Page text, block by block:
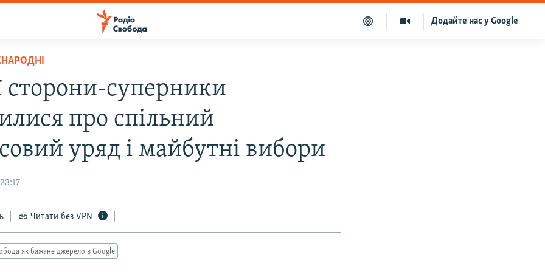
Додайте нас у Google
сторони-суперники
про спільний
уряд і майбутні вибори
Читати без VPN
як бажане джерело в Google